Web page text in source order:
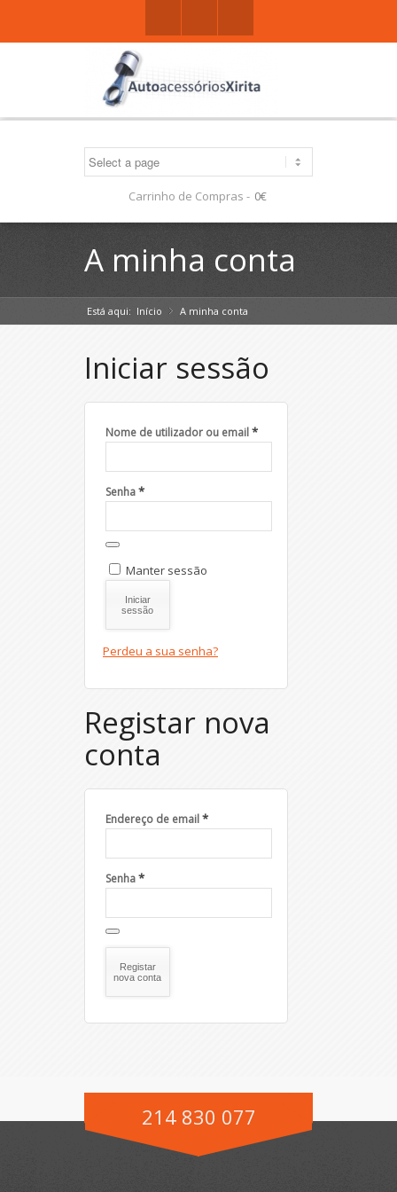
Carrinho de Compras - 0€
A minha conta
Está aqui: Início »
A minha conta
Iniciar sessão
Nome de utilizador ou email*
Senha*
Manter sessão
Iniciar
sessão
Perdeu a sua senha?
Registar nova
conta
Endereço de email*
Senha*
Registar
nova conta
214 830 077